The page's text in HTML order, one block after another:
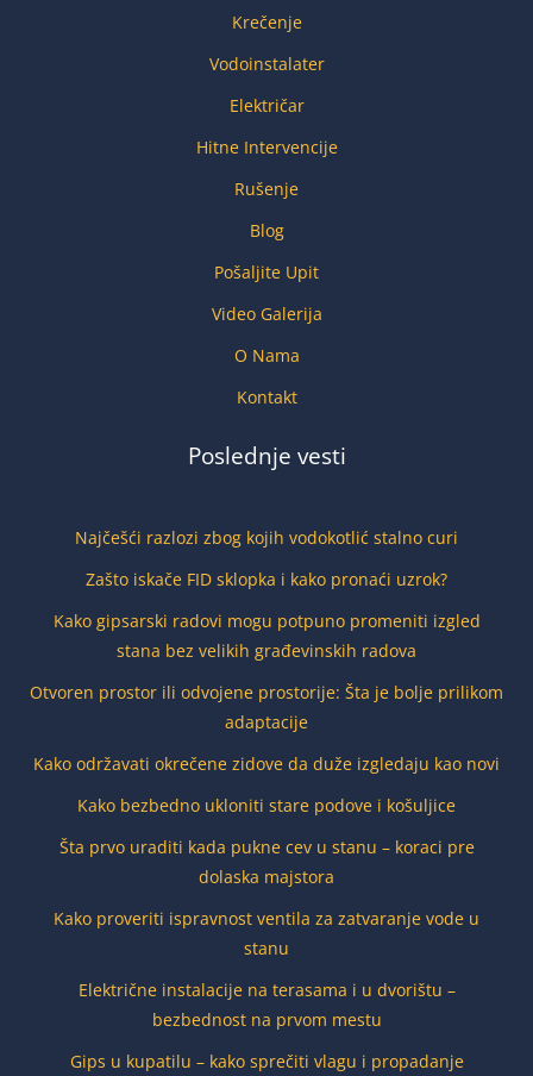
Krečenje
Vodoinstalater
Električar
Hitne Intervencije
Rušenje
Blog
Pošaljite Upit
Video Galerija
O Nama
Kontakt
Poslednje vesti
Najčešći razlozi zbog kojih vodokotlić stalno curi
Zašto iskače FID sklopka i kako pronaći uzrok?
Kako gipsarski radovi mogu potpuno promeniti izgled
stana bez velikih građevinskih radova
Otvoren prostor ili odvojene prostorije: Šta je bolje prilikom
adaptacije
Kako održavati okrečene zidove da duže izgledaju kao novi
Kako bezbedno ukloniti stare podove i košuljice
Šta prvo uraditi kada pukne cev u stanu – koraci pre
dolaska majstora
Kako proveriti ispravnost ventila za zatvaranje vode u
stanu
Električne instalacije na terasama i u dvorištu –
bezbednost na prvom mestu
Gips u kupatilu – kako sprečiti vlagu i propadanje